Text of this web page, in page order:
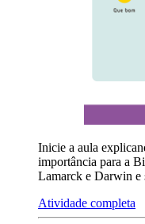
Inicie a aula
importância para a
Lamarck e Darwin e
Atividade completa